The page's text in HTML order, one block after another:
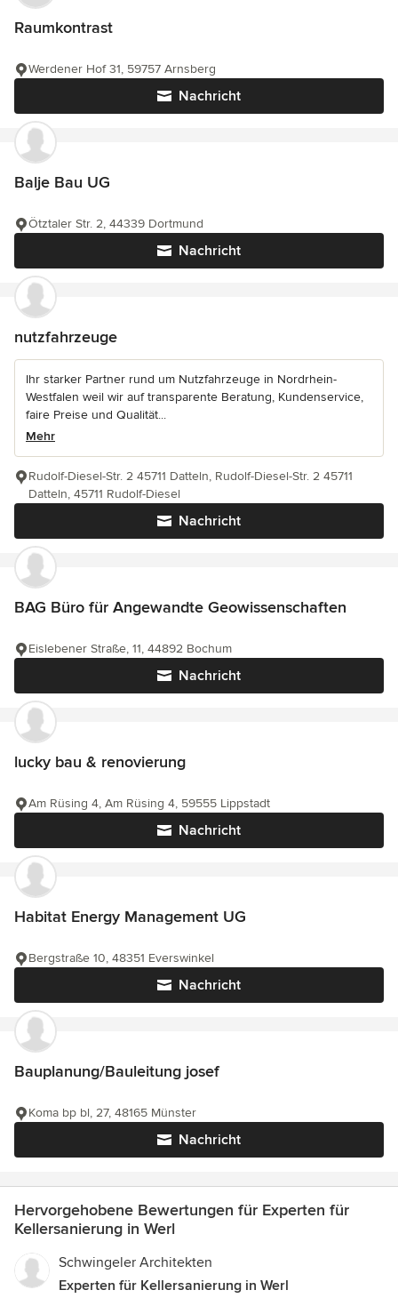
Raumkontrast
Nachricht
Werdener Hof 31, 59757 Arnsberg
Balje Bau UG
Nachricht
Ötztaler Str. 2, 44339 Dortmund
nutzfahrzeuge
Ihr starker Partner rund um Nutzfahrzeuge in Nordrhein-
Westfalen weil wir auf transparente Beratung, Kundenservice,
faire Preise und Qualität...
Mehr
Nachricht
Rudolf-Diesel-Str. 2 45711 Datteln, Rudolf-Diesel-Str. 2 45711
Datteln, 45711 Rudolf-Diesel
BAG Büro für Angewandte Geowissenschaften
Nachricht
Eislebener Straße, 11, 44892 Bochum
lucky bau & renovierung
Nachricht
Am Rüsing 4, Am Rüsing 4, 59555 Lippstadt
Habitat Energy Management UG
Nachricht
Bergstraße 10, 48351 Everswinkel
Bauplanung/Bauleitung josef
Nachricht
Koma bp bl, 27, 48165 Münster
Hervorgehobene Bewertungen für Experten für
Kellersanierung in Werl
Schwingeler Architekten
Experten für Kellersanierung in Werl